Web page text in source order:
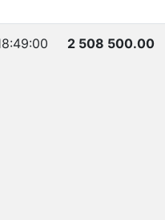
2 508 500.00